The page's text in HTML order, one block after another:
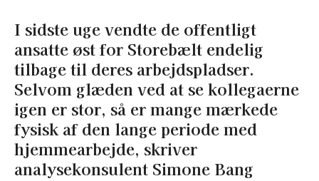
I sidste uge vendte de offentligt
ansatte øst for Storebælt endelig
tilbage til deres arbejdspladser.
Selvom glæden ved at se kollegaerne
igen er stor, så er mange mærkede
fysisk af den lange periode med
hjemmearbejde, skriver
analysekonsulent Simone Bang